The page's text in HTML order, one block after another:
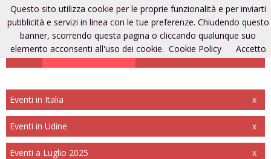
Eventi di modellismo
Aggiungi un evento Entra Registrati
Eventi in Italia x
Eventi in Udine x
Eventi a Luglio 2025
x
Questo sito utilizza cookie per le proprie funzionalità e per inviarti
pubblicità e servizi in linea con le tue preferenze. Chiudendo questo
banner, scorrendo questa pagina o cliccando qualunque suo
elemento acconsenti all'uso dei cookie. Cookie Policy Accetto